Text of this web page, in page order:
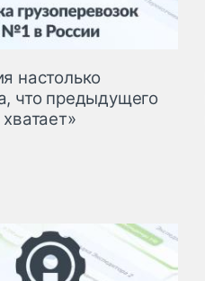
настолько
что предыдущего